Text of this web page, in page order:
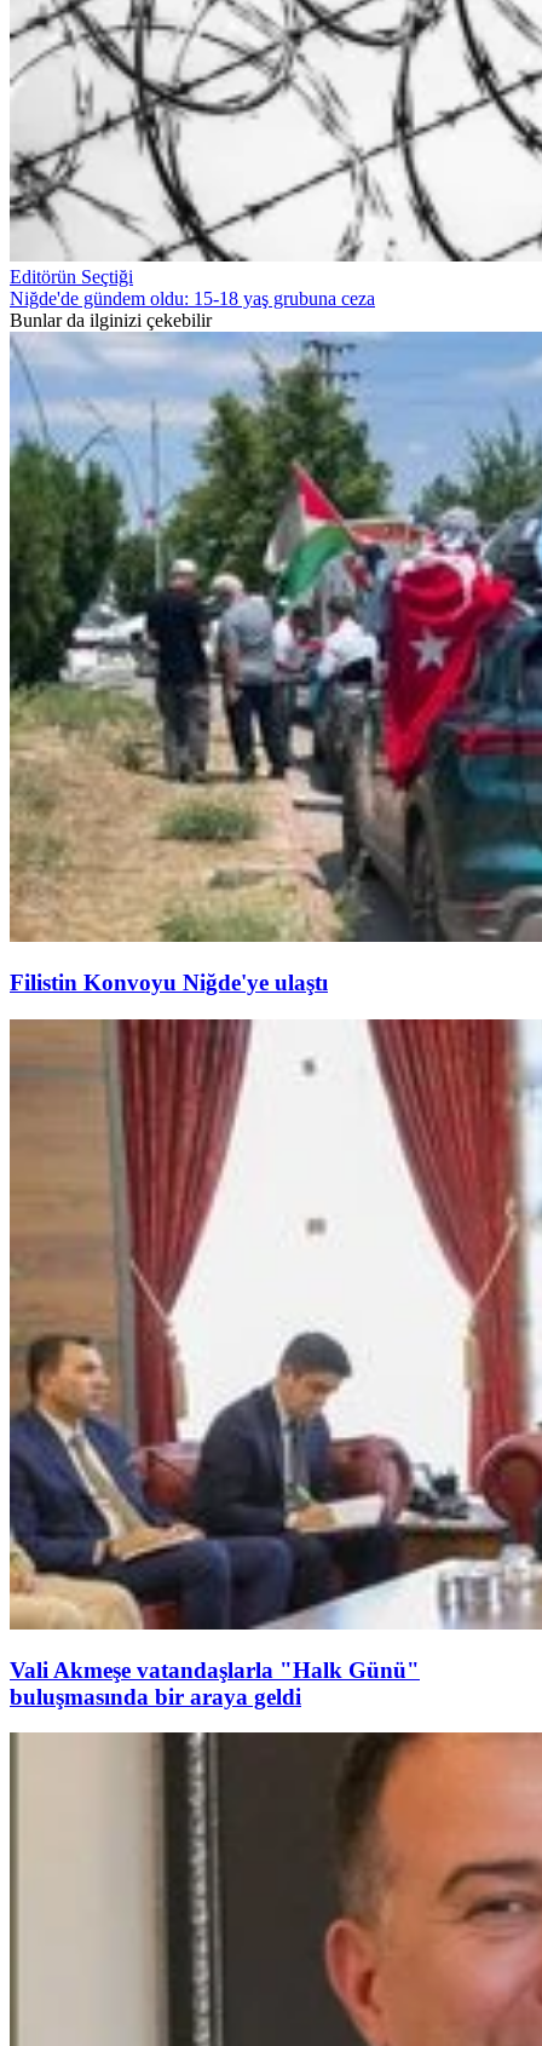
Editörün Seçtiği
Niğde'de gündem oldu: 15-18 yaş grubuna ceza
Bunlar da ilginizi çekebilir
Filistin Konvoyu Niğde'ye ulaştı
Vali Akmeşe vatandaşlarla "Halk Günü"
buluşmasında bir araya geldi